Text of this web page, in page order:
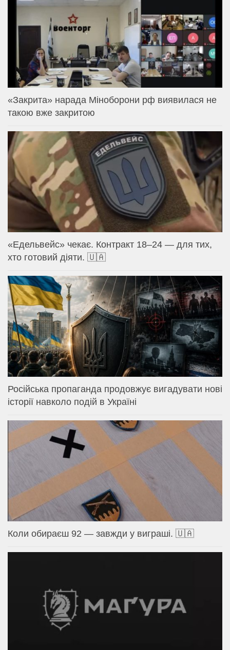
«Закрита» нарада Міноборони рф виявилася не
такою вже закритою
«Едельвейс» чекає. Контракт 18–24 — для тих,
хто готовий діяти. 🇺🇦
Російська пропаганда продовжує вигадувати нові
історії навколо подій в Україні
Коли обираєш 92 — завжди у виграші. 🇺🇦